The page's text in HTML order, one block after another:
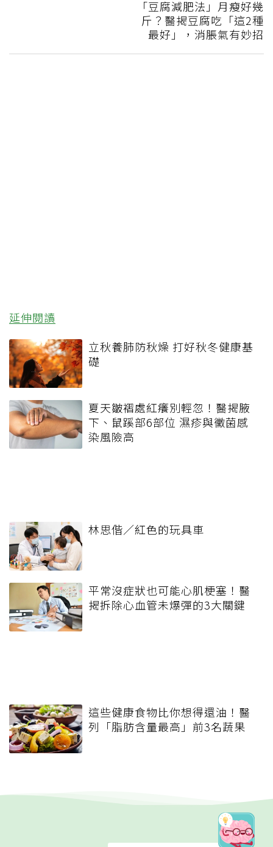
「豆腐減肥法」月瘦好幾
斤？醫揭豆腐吃「這2種
最好」，消脹氣有妙招
延伸閱讀
立秋養肺防秋燥 打好秋冬健康基
礎
夏天皺褶處紅癢別輕忽！醫揭腋
下、鼠蹊部6部位 濕疹與黴菌感
染風險高
林思偕／紅色的玩具車
平常沒症狀也可能心肌梗塞！醫
揭拆除心血管未爆彈的3大關鍵
這些健康食物比你想得還油！醫
列「脂肪含量最高」前3名蔬果